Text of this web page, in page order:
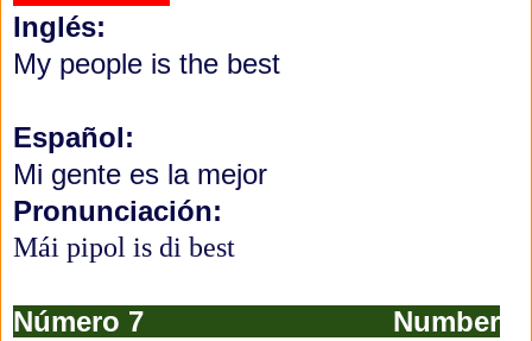
Inglés:
My people is the best
Español:
Mi gente es la mejor
Pronunciación:
Mái pipol is di best
Número 7 Number